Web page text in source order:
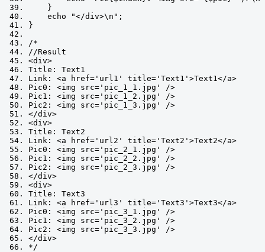
}
    echo
"</div>\n" ;
}
/*
//Result
<div>
Title: Text1
Link: <a href='url1' title='Text1'>Text1</a>
Pic0: <img src='pic_1_1.jpg' />
Pic1: <img src='pic_1_2.jpg' />
Pic2: <img src='pic_1_3.jpg' />
</div>
<div>
Title: Text2
Link: <a href='url2' title='Text2'>Text2</a>
Pic0: <img src='pic_2_1.jpg' />
Pic1: <img src='pic_2_2.jpg' />
Pic2: <img src='pic_2_3.jpg' />
</div>
<div>
Title: Text3
Link: <a href='url3' title='Text3'>Text3</a>
Pic0: <img src='pic_3_1.jpg' />
Pic1: <img src='pic_3_2.jpg' />
Pic2: <img src='pic_3_3.jpg' />
</div>
*/